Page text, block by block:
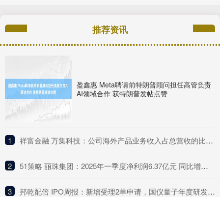
推荐资讯
盈鑫惠 Meta聘请前特朗普顾问担任高管负责
AI领域合作 获特朗普发帖点赞
1 ​祥富金融 万集科技：公司海外产品业务收入占总营收的比例较低
2 ​51策略 丽珠集团：2025年一季度净利润6.37亿元 同比增长4.75%
3 ​邦乾配倍 IPO周报：新增受理2单申请，国仪量子年度研发投入占比下滑